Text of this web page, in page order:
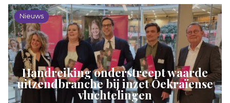
Nieuws
Handreiking onderstreept waarde
uitzendbranche bij inzet Oekraïense
vluchtelingen